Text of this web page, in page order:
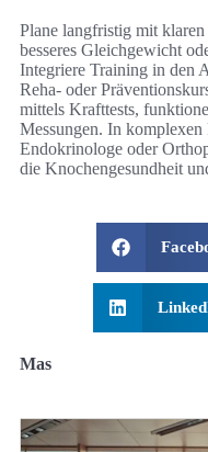
Plane langfristig mit
besseres Gleichgewicht
Integriere Training in den
Reha- oder
mittels Krafttests,
Messungen. In
Endokrinologe oder
die Knochengesundheit
Mas